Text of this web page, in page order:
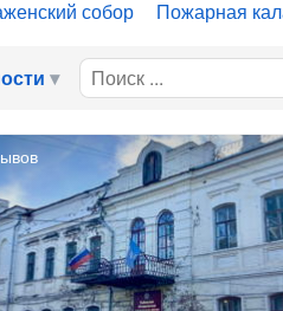
собор Пожарная